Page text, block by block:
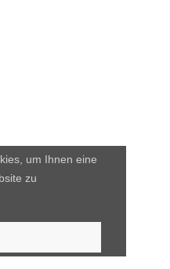
um Ihnen eine
zu